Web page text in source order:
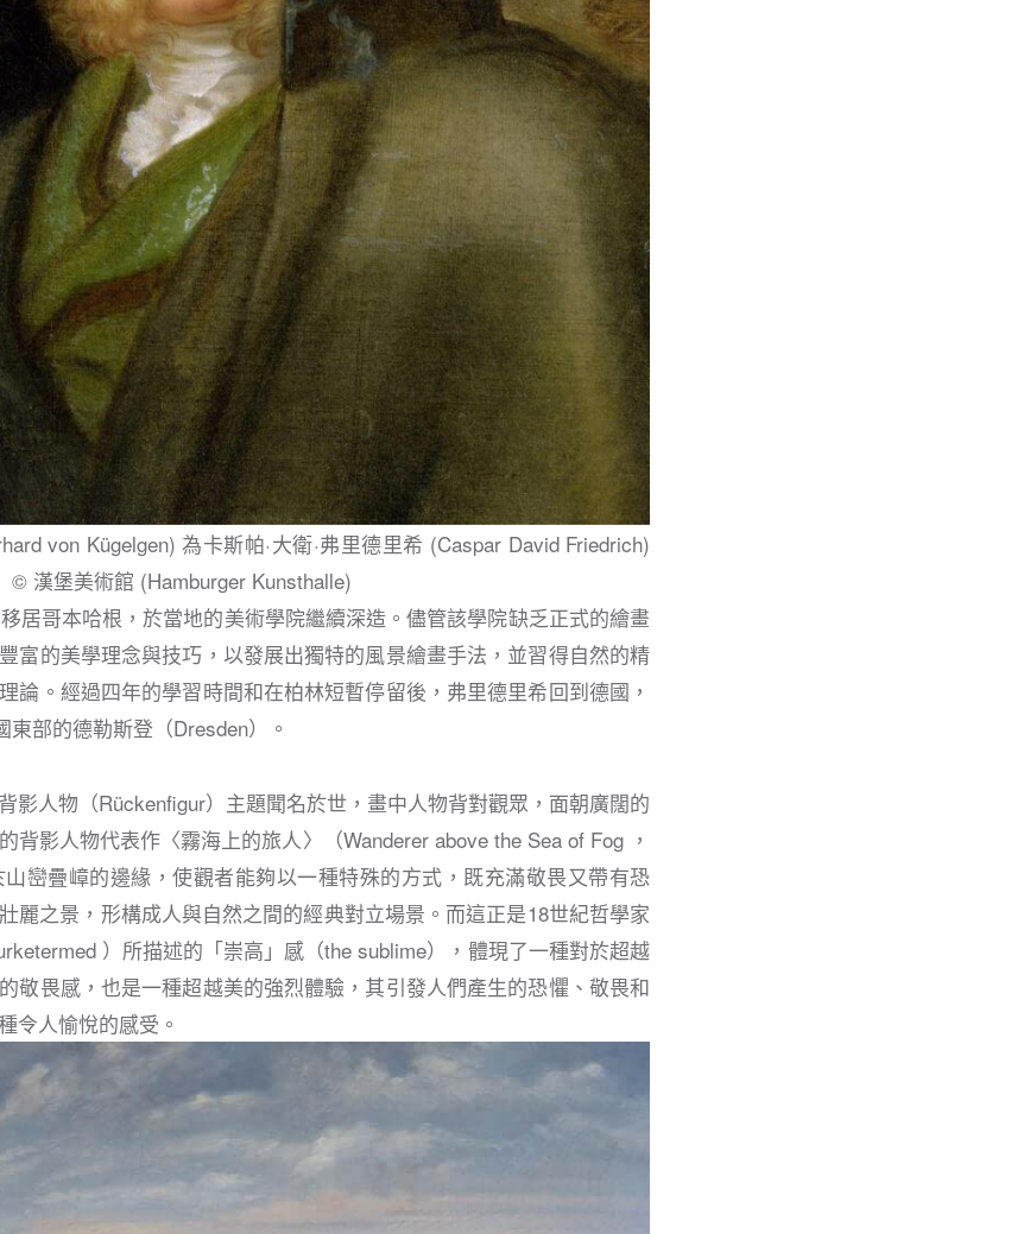
von Kügelgen) 為卡斯帕·大衛·弗里德里希 (Caspar David Friedrich)
© 漢堡美術館 (Hamburger Kunsthalle)
居哥本哈根，於當地的美術學院繼續深造。儘管該學院缺乏正式的繪畫
富的美學理念與技巧，以發展出獨特的風景繪畫手法，並習得自然的精
論。經過四年的學習時間和在柏林短暫停留後，弗里德里希回到德國，
部的德勒斯登（Dresden）。
影人物（Rückenfigur）主題聞名於世，畫中人物背對觀眾，面朝廣闊的
背影人物代表作〈霧海上的旅人〉（Wanderer above the Sea of Fog ，
巒疊嶂的邊緣，使觀者能夠以一種特殊的方式，既充滿敬畏又帶有恐
麗之景，形構成人與自然之間的經典對立場景。而這正是18世紀哲學家
）所描述的「崇高」感（the sublime），體現了一種對於超越
敬畏感，也是一種超越美的強烈體驗，其引發人們產生的恐懼、敬畏和
令人愉悅的感受。